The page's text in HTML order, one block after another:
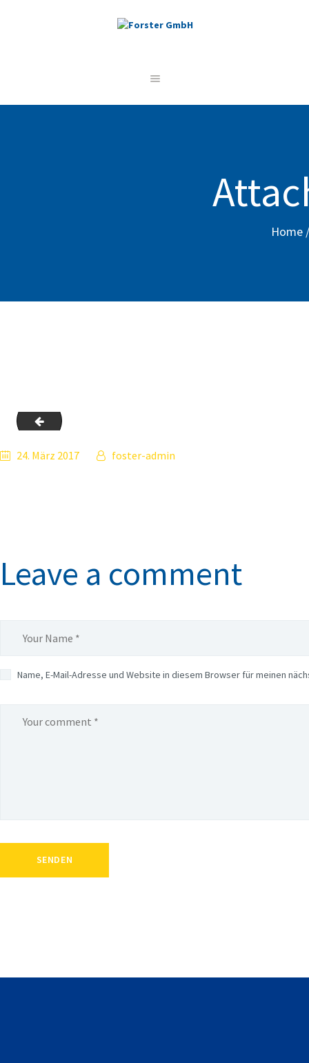
Home
REFERENZEN
bg-2
24. März 2017 foster-admin
Leave a comment
Name, E-Mail-Adresse und Website in diesem Browser für meinen